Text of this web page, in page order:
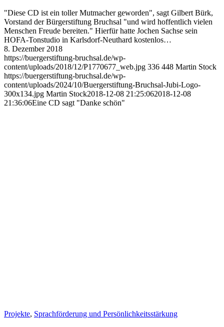
"Diese CD ist ein toller Mutmacher geworden", sagt Gilbert Bürk,
Vorstand der Bürgerstiftung Bruchsal "und wird hoffentlich vielen
Menschen Freude bereiten." Hierfür hatte Jochen Sachse sein
HOFA-Tonstudio in Karlsdorf-Neuthard kostenlos…
8. Dezember 2018
https://buergerstiftung-bruchsal.de/wp-
content/uploads/2018/12/P1770677_web.jpg 336 448 Martin Stock
https://buergerstiftung-bruchsal.de/wp-
content/uploads/2024/10/Buergerstiftung-Bruchsal-Jubi-Logo-
300x134.jpg Martin Stock2018-12-08 21:25:062018-12-08
21:36:06Eine CD sagt "Danke schön"
Projekte, Sprachförderung und Persönlichkeits­stärkung